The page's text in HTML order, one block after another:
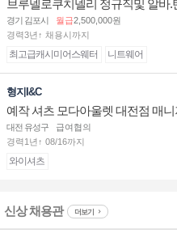
브루넬로쿠치넬리 정규직및 알바.
경기 김포시 월급2,500,000원
경력3년↑ 채용시까지
최고급캐시미어스웨터 니트웨어
형지I&C
예작 셔츠 모다아울렛 대전점 매
대전 유성구
급여협의
경력1년↑ 08/16까지
와이셔츠
신상 채용관 더보기